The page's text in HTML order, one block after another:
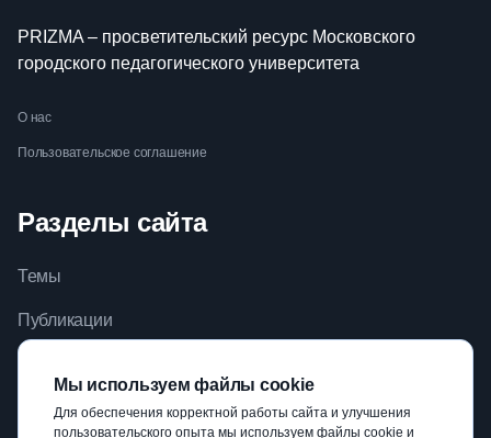
PRIZMA – просветительский ресурс Московского
городского педагогического университета
О нас
Пользовательское соглашение
Разделы сайта
Темы
Публикации
Библиотека
Мы используем файлы cookie
Для обеспечения корректной работы сайта и улучшения
пользовательского опыта мы используем файлы cookie и